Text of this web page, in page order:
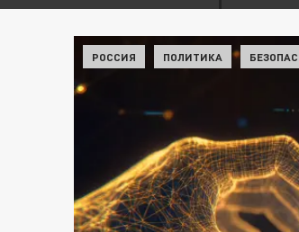
РОССИЯ ПОЛИТИКА